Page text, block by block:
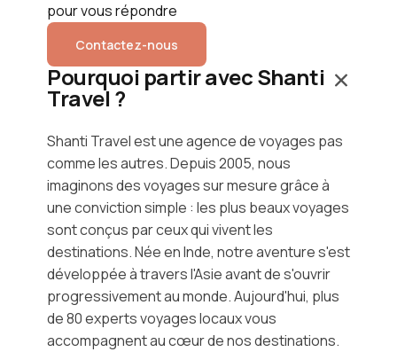
pour vous répondre
Contactez-nous
Pourquoi partir avec Shanti
Travel ?
Shanti Travel est une agence de voyages pas
comme les autres. Depuis 2005, nous
imaginons des voyages sur mesure grâce à
une conviction simple : les plus beaux voyages
sont conçus par ceux qui vivent les
destinations. Née en Inde, notre aventure s'est
développée à travers l'Asie avant de s'ouvrir
progressivement au monde. Aujourd'hui, plus
de 80 experts voyages locaux vous
accompagnent au cœur de nos destinations.